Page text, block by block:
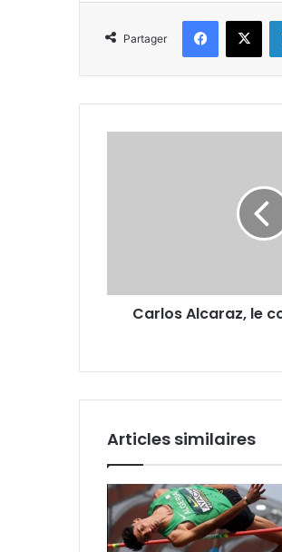
Partager
Facebook
X
Carlos Alcaraz, le
Articles similaires